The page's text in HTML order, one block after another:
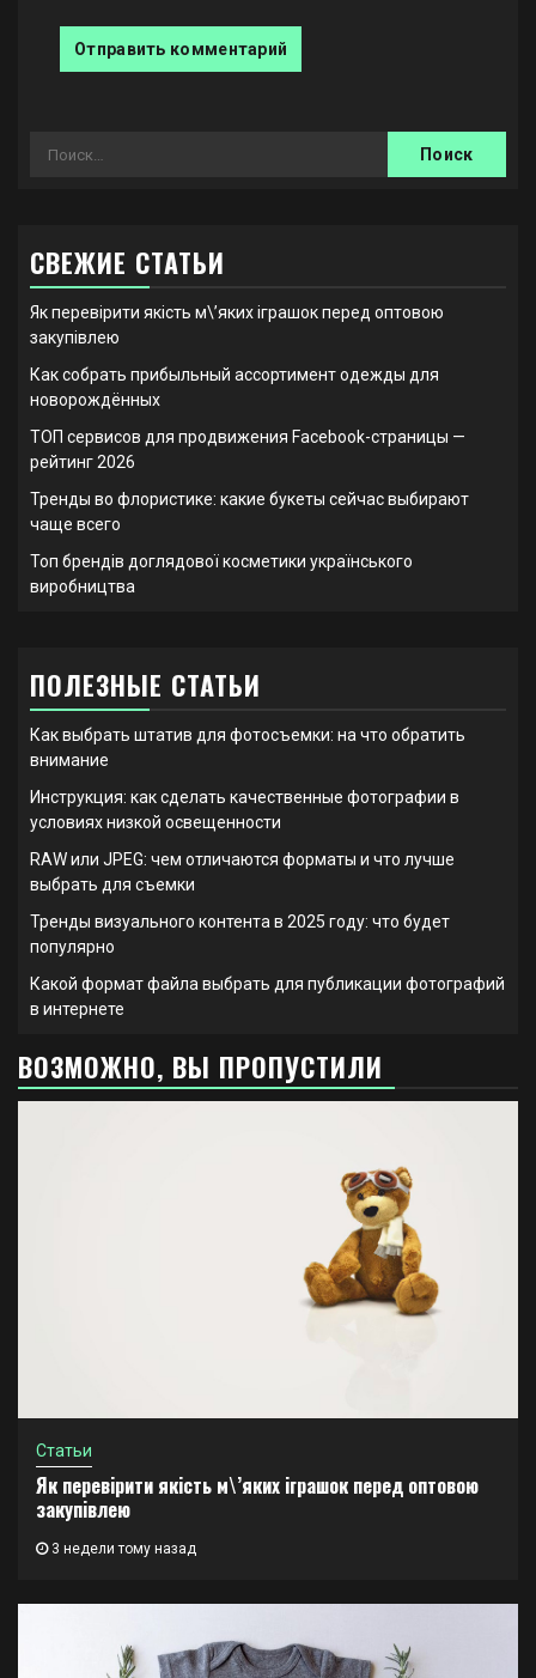
Найти:
СВЕЖИЕ СТАТЬИ
Як перевірити якість м\’яких іграшок перед оптовою
закупівлею
Как собрать прибыльный ассортимент одежды для
новорождённых
ТОП сервисов для продвижения Facebook-страницы —
рейтинг 2026
Тренды во флористике: какие букеты сейчас выбирают
чаще всего
Топ брендів доглядової косметики українського
виробництва
ПОЛЕЗНЫЕ СТАТЬИ
Как выбрать штатив для фотосъемки: на что обратить
внимание
Инструкция: как сделать качественные фотографии в
условиях низкой освещенности
RAW или JPEG: чем отличаются форматы и что лучше
выбрать для съемки
Тренды визуального контента в 2025 году: что будет
популярно
Какой формат файла выбрать для публикации фотографий
в интернете
ВОЗМОЖНО, ВЫ ПРОПУСТИЛИ
Статьи
Як перевірити якість м\’яких іграшок перед оптовою
закупівлею
3 недели тому назад